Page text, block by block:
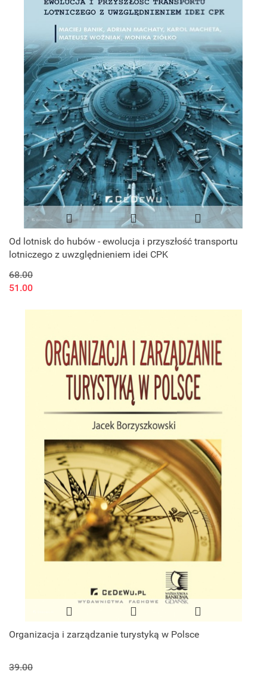
Od lotnisk do hubów - ewolucja i przyszłość transportu
lotniczego z uwzględnieniem idei CPK
68.00
51.00
Organizacja i zarządzanie turystyką w Polsce
39.00